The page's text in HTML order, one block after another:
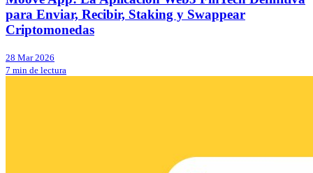
para Enviar, Recibir, Staking y Swappear
Criptomonedas
28 Mar 2026
7 min de lectura